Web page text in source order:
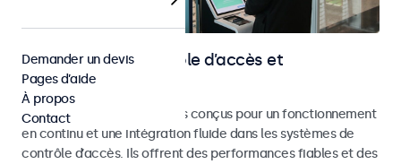
Écrans pour le contrôle d’accès et
l’identification
Moniteurs et écrans tactiles conçus pour un fonctionnement
en continu et une intégration fluide dans les systèmes de
contrôle d’accès. Ils offrent des performances fiables et des
Demander un devis
Pages d’aide
À propos
Contact